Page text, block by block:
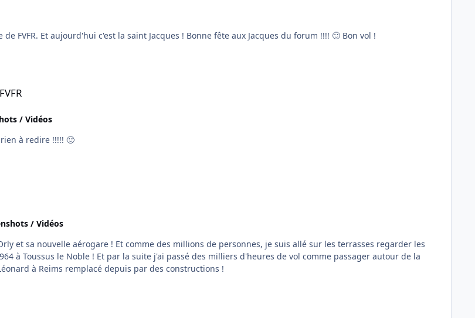
De Cannes Mandelieu à Nice Côte d'Azur avec la nouvelle scène de FVFR. Et aujourd'hui c'est la saint Jacques ! Bonne fête aux Jacques du forum !!!! 🙂 Bon vol !
/ Vidéos
J'ai effectué une visite de l'aéroport en drone ! Il n'y a vraiment rien à redire !!!!! 🙂
/ Vidéos
et sa nouvelle aérogare ! Et comme des millions de personnes, je suis allé sur les terrasses regarder les
à Toussus le Noble ! Et par la suite j'ai passé des milliers d'heures de vol comme passager autour de la
à Reims remplacé depuis par des constructions !